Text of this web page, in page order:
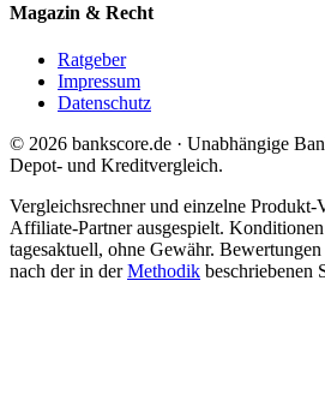
Magazin & Recht
Ratgeber
Impressum
Datenschutz
© 2026 bankscore.de · Unabhängige
Depot- und Kreditvergleich.
Vergleichsrechner und einzelne
Affiliate-Partner ausgespielt.
tagesaktuell, ohne Gewähr.
nach der in derMethodik beschriebenen